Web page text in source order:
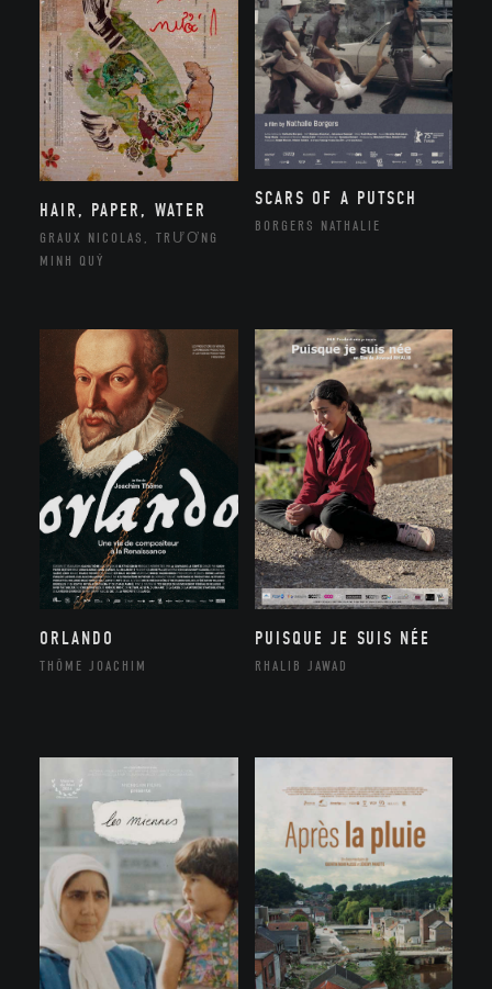
HAIR, PAPER, WATER
GRAUX NICOLAS, TRƯƠNG
MINH QUÝ
SCARS OF A PUTSCH
BORGERS NATHALIE
ORLANDO
THÔME JOACHIM
PUISQUE JE SUIS NÉE
RHALIB JAWAD